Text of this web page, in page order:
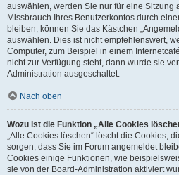
auswählen, werden Sie nur für eine Sitzung
Missbrauch Ihres Benutzerkontos durch
bleiben, können Sie das Kästchen
auswählen. Dies ist nicht empfehlenswert,
Computer, zum Beispiel in einem
nicht zur Verfügung steht, dann wurde sie
Administration ausgeschaltet.
Nach oben
Wozu ist die Funktion „Alle Cookies
„Alle Cookies löschen“ löscht die Cookies,
sorgen, dass Sie im Forum angemeldet
Cookies einige Funktionen, wie
sie von der Board-Administration aktiviert